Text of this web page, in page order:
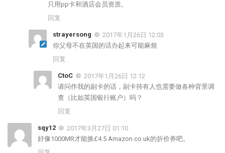
只用pp卡和酒店会员资质。
回复
strayersong
2017年1月26日 12:03
你父母不在英国的话办起来可能麻烦
回复
CtoC
2017年1月26日 12:12
请问作我的副卡的话，副卡持有人也需要做各种背景调
查（比如英国银行账户）吗？
回复
sqy12
2017年3月27日 01:10
好像1000MR才能换£4.5 Amazon.co.uk的折价券吧。